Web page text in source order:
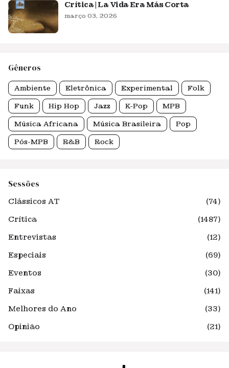
Crítica | La Vida Era Más Corta
março 03, 2026
Gêneros
Ambiente Eletrônica Experimental Folk
Funk Hip Hop Jazz K-Pop MPB
Música Africana Música Brasileira Pop
Pós-MPB R&B Rock
Sessões
Clássicos AT
(74)
Crítica
(1487)
Entrevistas
(12)
Especiais
(69)
Eventos
(30)
Faixas
(141)
Melhores do Ano
(33)
Opinião
(21)